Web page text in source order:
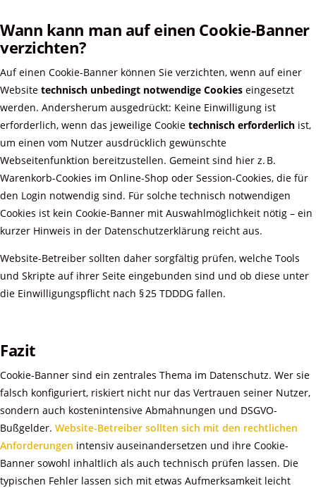
Wann kann man auf einen Cookie-Banner
verzichten?
Auf einen Cookie-Banner können Sie verzichten, wenn auf einer
Website technisch unbedingt notwendige Cookies eingesetzt
werden. Andersherum ausgedrückt: Keine Einwilligung ist
erforderlich, wenn das jeweilige Cookie technisch erforderlich ist,
um einen vom Nutzer ausdrücklich gewünschte
Webseitenfunktion bereitzustellen. Gemeint sind hier z. B.
Warenkorb-Cookies im Online-Shop oder Session-Cookies, die für
den Login notwendig sind. Für solche technisch notwendigen
Cookies ist kein Cookie-Banner mit Auswahlmöglichkeit nötig – ein
kurzer Hinweis in der Datenschutzerklärung reicht aus.
Website-Betreiber sollten daher sorgfältig prüfen, welche Tools
und Skripte auf ihrer Seite eingebunden sind und ob diese unter
die Einwilligungspflicht nach § 25 TDDDG fallen.
Fazit
Cookie-Banner sind ein zentrales Thema im Datenschutz. Wer sie
falsch konfiguriert, riskiert nicht nur das Vertrauen seiner Nutzer,
sondern auch kostenintensive Abmahnungen und DSGVO-
Bußgelder. Website-Betreiber sollten sich mit den rechtlichen
Anforderungen intensiv auseinandersetzen und ihre Cookie-
Banner sowohl inhaltlich als auch technisch prüfen lassen. Die
typischen Fehler lassen sich mit etwas Aufmerksamkeit leicht